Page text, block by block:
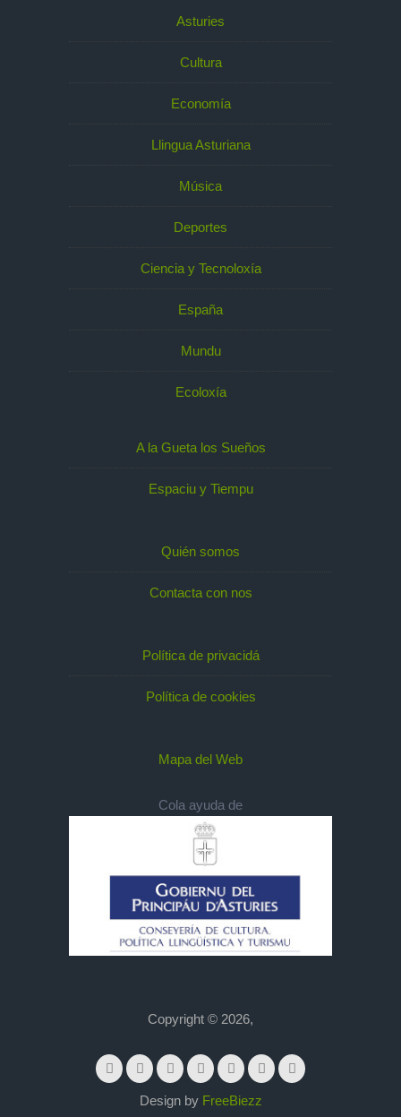
Asturies
Cultura
Economía
Llingua Asturiana
Música
Deportes
Ciencia y Tecnoloxía
España
Mundu
Ecoloxía
A la Gueta los Sueños
Espaciu y Tiempu
Quién somos
Contacta con nos
Política de privacidá
Política de cookies
Mapa del Web
Cola ayuda de
Copyright © 2026,
Design by FreeBiezz